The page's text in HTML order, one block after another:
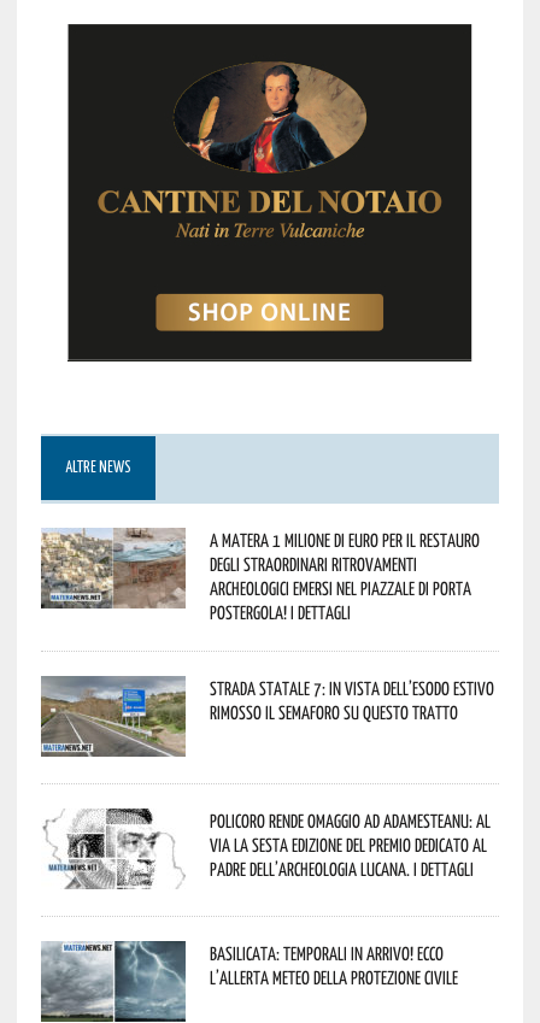
ALTRE NEWS
A Matera 1 milione di euro per il restauro
degli straordinari ritrovamenti
archeologici emersi nel piazzale di Porta
Postergola! I dettagli
Strada statale 7: in vista dell’esodo estivo
rimosso il semaforo su questo tratto
Policoro rende omaggio ad Adamesteanu: al
via la sesta edizione del Premio dedicato al
padre dell’archeologia lucana. I dettagli
Basilicata: temporali in arrivo! Ecco
l’allerta meteo della Protezione civile